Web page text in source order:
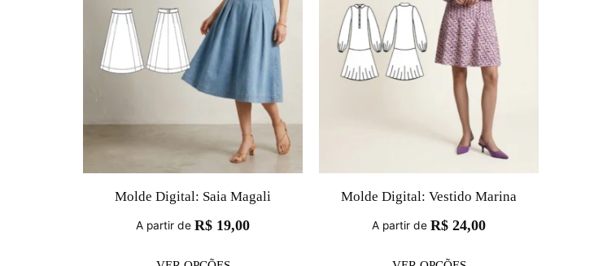
Molde Digital: Saia Magali
A partir de R$ 19,00
Molde Digital: Vestido Marina
A partir de R$ 24,00